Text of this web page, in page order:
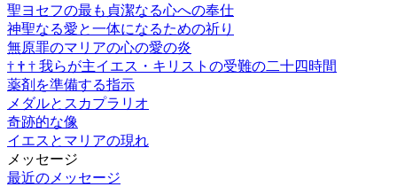
聖ヨセフの最も貞潔なる心への奉仕
神聖なる愛と一体になるための祈り
無原罪のマリアの心の愛の炎
† † † 我らが主イエス・キリストの受難の二十四時間
薬剤を準備する指示
メダルとスカプラリオ
奇跡的な像
イエスとマリアの現れ
メッセージ
最近のメッセージ